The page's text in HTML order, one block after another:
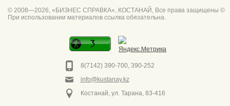
© 2008—2026, «БИЗНЕС СПРАВКА», КОСТАНАЙ, Все права защищены ©
При использовании материалов ссылка обязательна.
8(7142) 390-700, 390-252
info@kustanay.kz
Костанай, ул. Тарана, 83-416